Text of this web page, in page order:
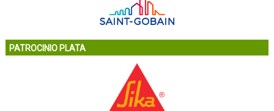
PATROCINIO PLATA